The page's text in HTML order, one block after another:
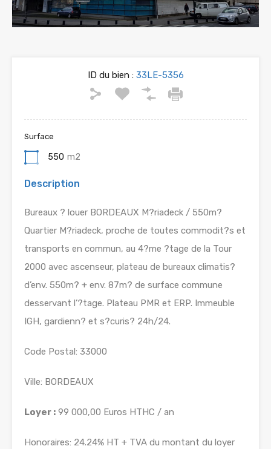
ID du bien :33LE-5356
Surface
550 m2
Description
Bureaux ? louer BORDEAUX M?riadeck / 550m?
Quartier M?riadeck, proche de toutes commodit?s et
transports en commun, au 4?me ?tage de la Tour
2000 avec ascenseur, plateau de bureaux climatis?
d’env. 550m? + env. 87m? de surface commune
desservant l’?tage. Plateau PMR et ERP. Immeuble
IGH, gardienn? et s?curis? 24h/24.
Code Postal: 33000
Ville: BORDEAUX
Loyer : 99 000,00 Euros HTHC / an
Honoraires: 24.24% HT + TVA du montant du loyer